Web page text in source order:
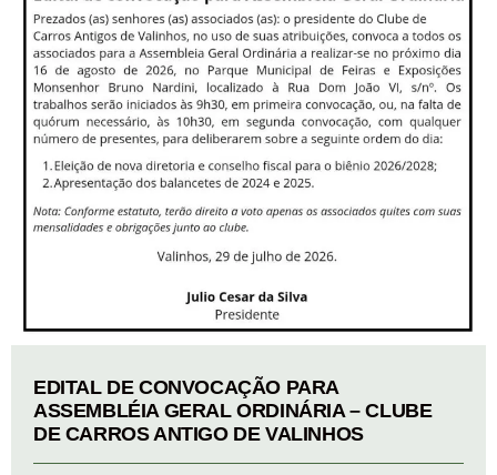
EDITAL DE CONVOCAÇÃO PARA
ASSEMBLÉIA GERAL ORDINÁRIA – CLUBE
DE CARROS ANTIGO DE VALINHOS